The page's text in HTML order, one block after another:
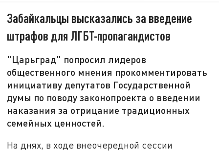
Забайкальцы высказались за введение
штрафов для ЛГБТ-пропагандистов
"Царьград" попросил лидеров
общественного мнения прокомментировать
инициативу депутатов Государственной
думы по поводу законопроекта о введении
наказания за отрицание традиционных
семейных ценностей.
На днях, в ходе внеочередной сессии